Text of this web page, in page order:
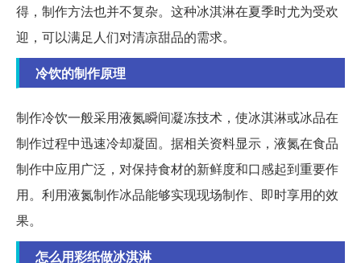
得，制作方法也并不复杂。这种冰淇淋在夏季时尤为受欢
迎，可以满足人们对清凉甜品的需求。
冷饮的制作原理
制作冷饮一般采用液氮瞬间凝冻技术，使冰淇淋或冰品在
制作过程中迅速冷却凝固。据相关资料显示，液氮在食品
制作中应用广泛，对保持食材的新鲜度和口感起到重要作
用。利用液氮制作冰品能够实现现场制作、即时享用的效
果。
怎么用彩纸做冰淇淋